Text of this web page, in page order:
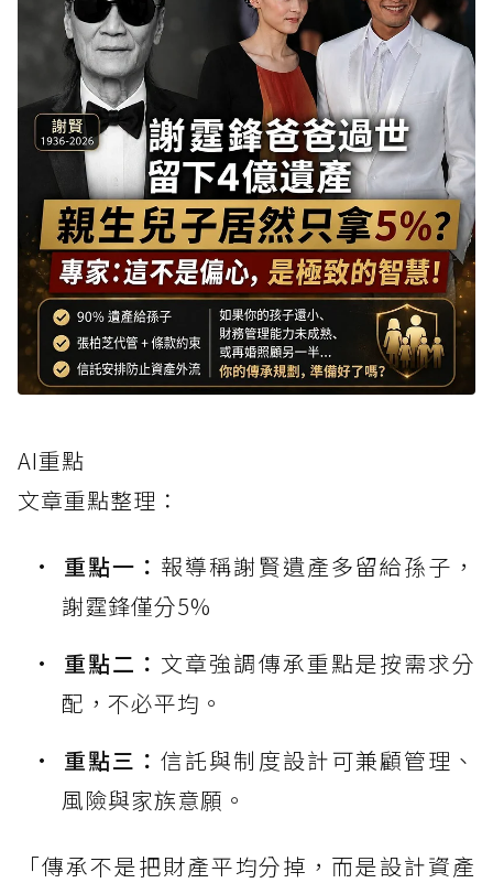
AI重點
文章重點整理：
重點一： 報導稱謝賢遺產多留給孫子，
謝霆鋒僅分5%
重點二： 文章強調傳承重點是按需求分
配，不必平均。
重點三：信託與制度設計可兼顧管理、
風險與家族意願。
「傳承不是把財產平均分掉，而是設計資產